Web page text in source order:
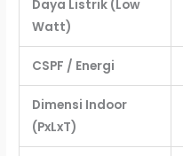
Daya Listrik (Low
Watt)
CSPF / Energi
Dimensi Indoor
(PxLxT)